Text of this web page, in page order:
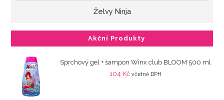
Želvy Ninja
Akční Produkty
Sprchový gel + šampon Winx club BLOOM 500 ml
104 Kč včetně DPH